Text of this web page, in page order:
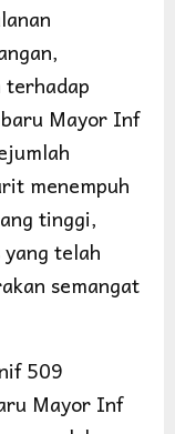
terhadap
Mayor Inf
menempuh
tinggi,
telah
semangat
509
Mayor Inf